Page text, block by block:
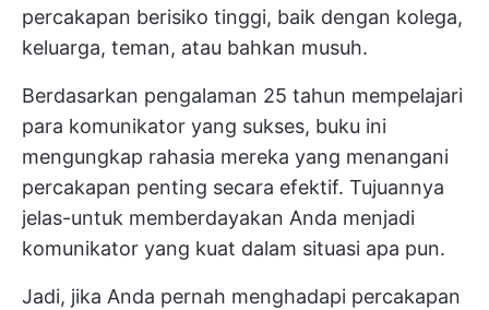
percakapan berisiko tinggi, baik dengan kolega,
keluarga, teman, atau bahkan musuh.
Berdasarkan pengalaman 25 tahun mempelajari
para komunikator yang sukses, buku ini
mengungkap rahasia mereka yang menangani
percakapan penting secara efektif. Tujuannya
jelas-untuk memberdayakan Anda menjadi
komunikator yang kuat dalam situasi apa pun.
Jadi, jika Anda pernah menghadapi percakapan